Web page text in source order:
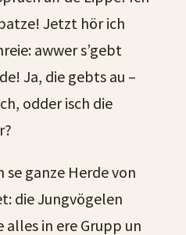
Jetzt hör ich
awwer s’gebt
Ja, die gebts au –
odder isch die
se ganze Herde von
die Jungvögelen
in ere Grupp un